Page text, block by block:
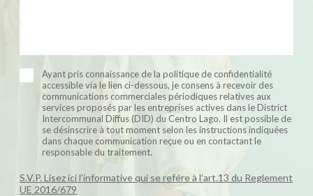
Ayant pris connaissance de la politique de confidentialité
accessible via le lien ci-dessous, je consens à recevoir des
communications commerciales périodiques relatives aux
services proposés par les entreprises actives dans le District
Intercommunal Diffus (DID) du Centro Lago. Il est possible de
se désinscrire à tout moment selon les instructions indiquées
dans chaque communication reçue ou en contactant le
responsable du traitement.
S.V.P. Lisez ici l’informative qui se refére à l’art.13 du Reglement
UE 2016/679